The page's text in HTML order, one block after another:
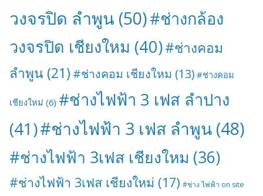
วงจรปิด ลำพูน (50)#ช่างกล้อง
วงจรปิด เชียงใหม (40)#ช่างคอม
ลำพูน (21) #ช่างคอม เชียงใหม (13) #ช่างคอม
เชียงใหม่ (6) #ช่างไฟฟ้า 3 เฟส ลำปาง
(41)#ช่างไฟฟ้า 3 เฟส ลำพูน (48)
#ช่างไฟฟ้า 3เฟส เชียงใหม (36)
#ช่างไฟฟ้า 3เฟส เชียงใหม่ (17) #ช่าง ไฟฟ้า on site